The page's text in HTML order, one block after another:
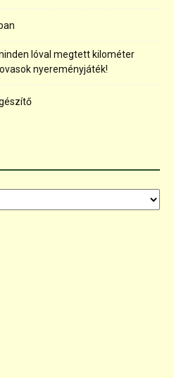
lóval megtett kilométer
nyereményjáték!